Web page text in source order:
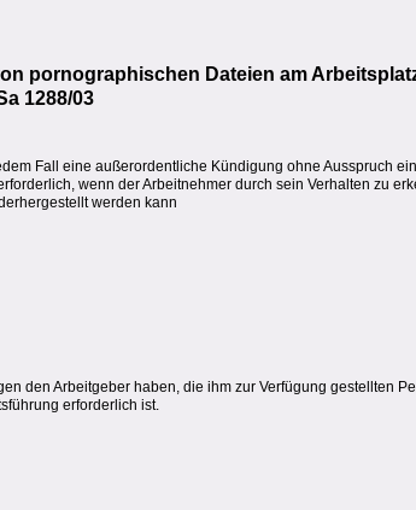
pornographischen Dateien am
1288/03
Fall eine außerordentliche Kündigung ohne Ausspruch
wenn der Arbeitnehmer durch sein Verhalten zu
werden kann
den Arbeitgeber haben, die ihm zur Verfügung gestellten
erforderlich ist.